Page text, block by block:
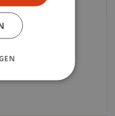
Fredrik Eriksson